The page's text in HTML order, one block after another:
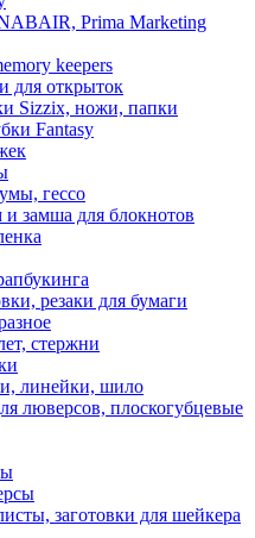
Prima Marketing
keepers
для открыток
Sizzix, ножи, папки
Fantasy
гессо
замша для блокнотов
резаки для бумаги
стержни
линейки, шило
люверсов, плоскогубцевые
заготовки для шейкера